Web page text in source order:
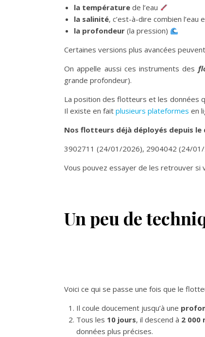
la température de l’eau
la salinité, c’est-à-dire combien l’eau
la profondeur (la pression)
Certaines versions plus avancées
On appelle aussi ces instruments des
grande profondeur).
La position des flotteurs et les données
Il existe en fait plusieurs plateformes en
Nos flotteurs déjà déployés depuis
3902711 (24/01/2026), 2904042 (24/
Vous pouvez essayer de les retrouver si
Un peu de
Voici ce qui se passe une fois que le
Il coule doucement jusqu’à une
Tous les 10 jours, il descend à 2 000
données plus précises.